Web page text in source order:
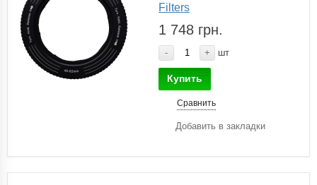
Filters
1 748 грн.
- + шт
Купить
Сравнить
Добавить в закладки